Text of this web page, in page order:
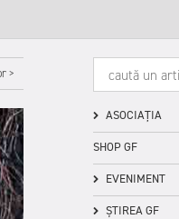
>
ASOCIAȚIA
SHOP GF
EVENIMENT
ȘTIREA GF